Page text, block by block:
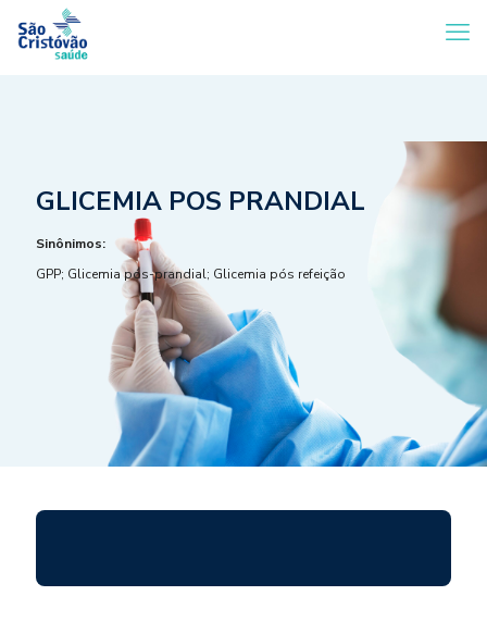
GLICEMIA POS PRANDIAL
Sinônimos:
GPP; Glicemia pós-prandial; Glicemia pós refeição